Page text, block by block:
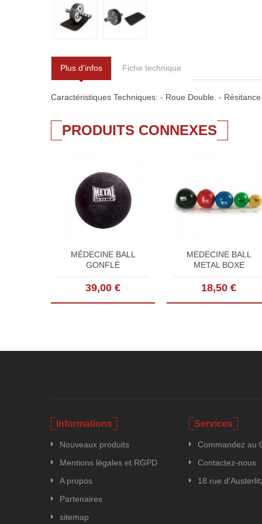
Plus d'infos Fiche technique
Caractéristiques Techniques: - Roue Double. -
PRODUITS CONNEXES
MÉDECINE BALL
GONFLÉ
39,00 €
MEDECINE BALL
METAL BOXE
18,50 €
Informations
Nouveaux produits
Mentions légales et RGPD
A propos
Partenaires
sitemap
Services
Commandez au
Contactez-nous
18 rue